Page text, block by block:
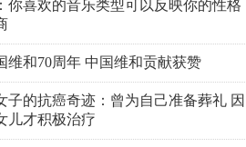
你喜欢的音乐类型可以反映你的性格
维和70周年 中国维和贡献获赞
子的抗癌奇迹：曾为自己准备葬礼 因
儿才积极治疗